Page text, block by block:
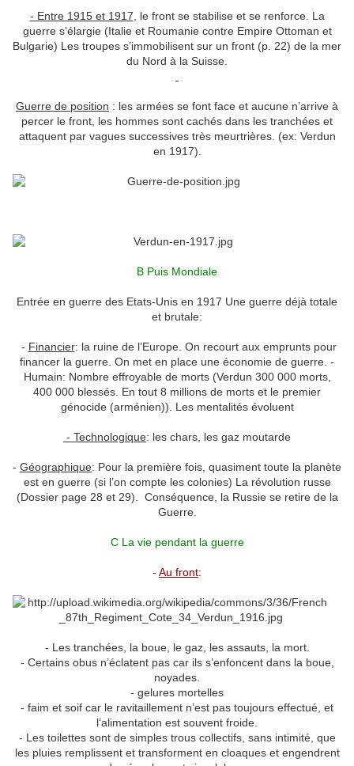
- Entre 1915 et 1917 , le front se stabilise et se renforce. La
guerre s’élargie (Italie et Roumanie contre Empire Ottoman et
Bulgarie) Les troupes s’immobilisent sur un front (p. 22) de la mer
du Nord à la Suisse.
Guerre de position : les armées se font face et aucune n’arrive à
percer le front, les hommes sont cachés dans les tranchées et
attaquent par vagues successives très meurtrières. (ex: Verdun
en 1917).
B Puis Mondiale
Entrée en guerre des Etats-Unis en 1917 Une guerre déjà totale
et brutale:
- Financier: la ruine de l’Europe. On recourt aux emprunts pour
financer la guerre. On met en place une économie de guerre. -
Humain: Nombre effroyable de morts (Verdun 300 000 morts,
400 000 blessés. En tout 8 millions de morts et le premier
génocide (arménien)). Les mentalités évoluent
- Technologique: les chars, les gaz moutarde
- Géographique: Pour la première fois, quasiment toute la planète
est en guerre (si l’on compte les colonies) La révolution russe
(Dossier page 28 et 29). Conséquence, la Russie se retire de la
Guerre.
C La vie pendant la guerre
- Au front:
- Les tranchées, la boue, le gaz, les assauts, la mort.
- Certains obus n’éclatent pas car ils s’enfoncent dans la boue,
noyades.
- gelures mortelles
- faim et soif car le ravitaillement n’est pas toujours effectué, et
l’alimentation est souvent froide.
- Les toilettes sont de simples trous collectifs, sans intimité, que
les pluies remplissent et transforment en cloaques et engendrent